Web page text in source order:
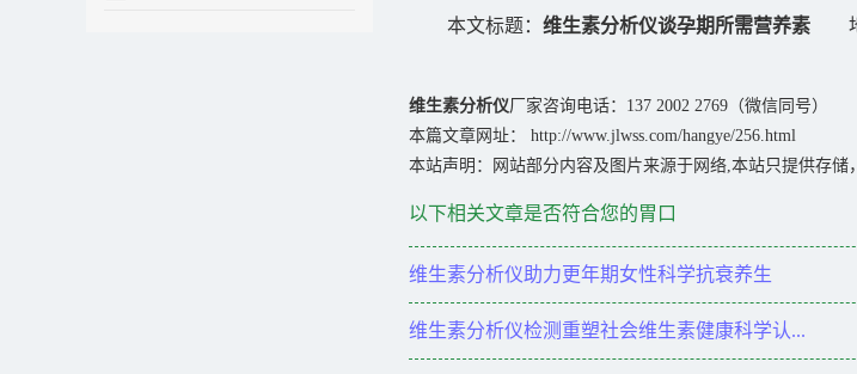
本文标题： 维生素分析仪谈孕期所需营养素 地
维生素分析仪厂家咨询电话：137 2002 2769（微信同号）
本篇文章网址： http://www.jlwss.com/hangye/256.html
本站声明：网站部分内容及图片来源于网络,本站只提供存储
以下相关文章是否符合您的胃口
维生素分析仪助力更年期女性科学抗衰养生
维生素分析仪检测重塑社会维生素健康科学认...